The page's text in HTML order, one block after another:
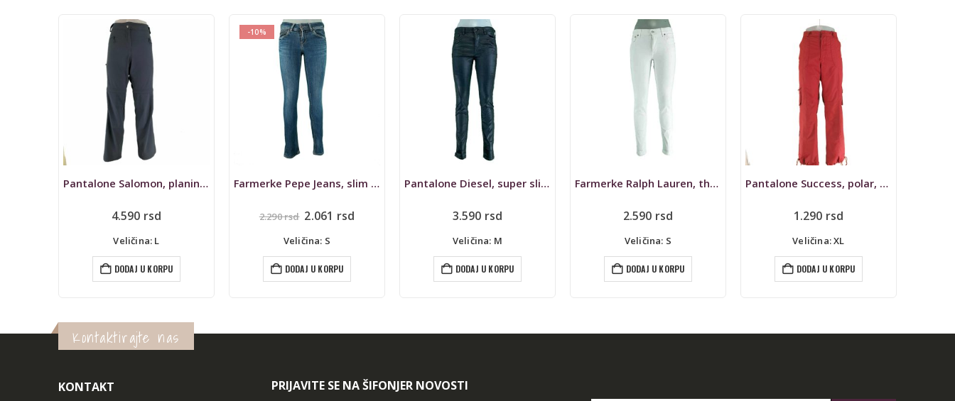
Farmerke Pepe Jeans, slim fit
2.290rsd Originalna
je
bila:
2.290 rsd.
2.061
Veličina: S
DODAJ U KORPU
Pantalone Diesel, super slim skinny
3.590rsd
Veličina: M
DODAJ U KORPU
Farmerke Ralph Lauren, the tompkins skinny
2.590 rsd
Veličina: S
DODAJ U KORPU
Pantalone Success, polar, zimske
1.290 rsd
Veličina: XL
DODAJ U KORPU
Farmerke Marc Cain
2.490 rsd Originalna
je
bila:
2.490 rsd.
996
Veličina: XL
DODAJ U KORPU
Kontaktirajte nas
KONTAKT PRIJAVITE SE NA ŠIFONJER NOVOSTI